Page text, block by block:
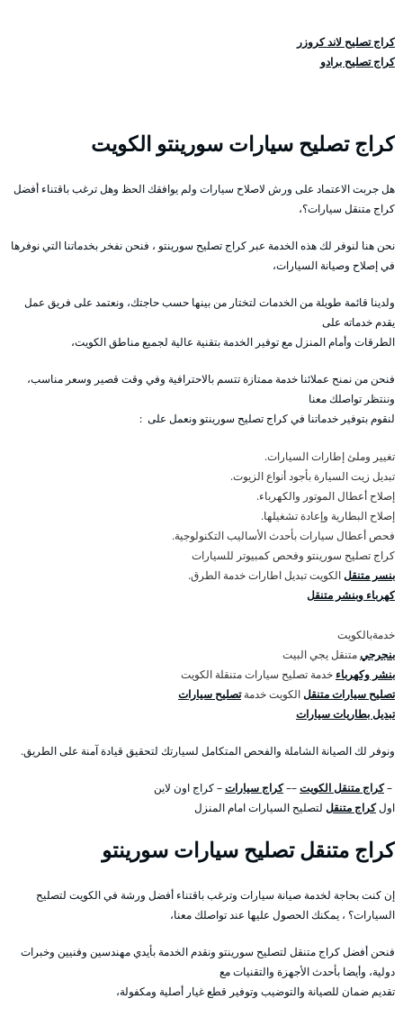
كراج تصليح لاند كروزر
كراج تصليح برادو
كراج تصليح سيارات سورينتو الكويت
هل جربت الاعتماد على ورش لاصلاح سيارات ولم يوافقك الحظ وهل ترغب باقتناء أفضل
كراج متنقل سيارات؟،
نحن هنا لنوفر لك هذه الخدمة عبر كراج تصليح سورينتو ، فنحن نفخر بخدماتنا التي نوفرها
في إصلاح وصيانة السيارات،
ولدينا قائمة طويلة من الخدمات لتختار من بينها حسب حاجتك، ونعتمد على فريق عمل
يقدم خدماته على
الطرقات وأمام المنزل مع توفير الخدمة بتقنية عالية لجميع مناطق الكويت،
فنحن من نمنح عملائنا خدمة ممتازة تتسم بالاحترافية وفي وقت قصير وسعر مناسب،
وننتظر تواصلك معنا
لنقوم بتوفير خدماتنا في كراج تصليح سورينتو ونعمل على :
تغيير وملئ إطارات السيارات.
تبديل زيت السيارة بأجود أنواع الزيوت.
إصلاح أعطال الموتور والكهرباء.
إصلاح البطارية وإعادة تشغيلها.
فحص أعطال سيارات بأحدث الأساليب التكنولوجية.
كراج تصليح سورينتو وفحص كمبيوتر للسيارات
بنسر متنقلالكويت تبديل اطارات خدمة الطرق.
كهرباء وبنشر متنقل
خدمةبالكويت
بنجرجيمتنقل يجي البيت
بنشر وكهرباء خدمة تصليح سيارات متنقلة الكويت
تصليح سيارات متنقلالكويت خدمةتصليح سيارات
تبديل بطاريات سيارات
ونوفر لك الصيانة الشاملة والفحص المتكامل لسيارتك لتحقيق قيادة آمنة على الطريق.
–كراج متنقل الكويت––كراج سيارات– كراج اون لاين
اولكراج متنقل لتصليح السيارات امام المنزل
كراج متنقل تصليح سيارات سورينتو
إن كنت بحاجة لخدمة صيانة سيارات وترغب باقتناء أفضل ورشة في الكويت لتصليح
السيارات؟ ، يمكنك الحصول عليها عند تواصلك معنا،
فنحن أفضل كراج متنقل لتصليح سورينتو ونقدم الخدمة بأيدي مهندسين وفنيين وخبرات
دولية، وأيضا بأحدث الأجهزة والتقنيات مع
تقديم ضمان للصيانة والتوضيب وتوفير قطع غيار أصلية ومكفولة،